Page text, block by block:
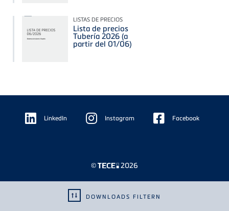
DOWNLOADS FILTERN
LISTAS DE PRECIOS
Lista de precios
Tubería 2026 (a
partir del 01/06)
Floating
Sidebar LinkedIn Instagram Facebook
© 2026